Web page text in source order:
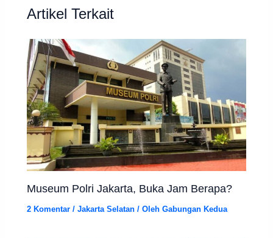
Artikel Terkait
Museum Polri Jakarta, Buka Jam Berapa?
2 Komentar /Jakarta Selatan / OlehGabungan Kedua